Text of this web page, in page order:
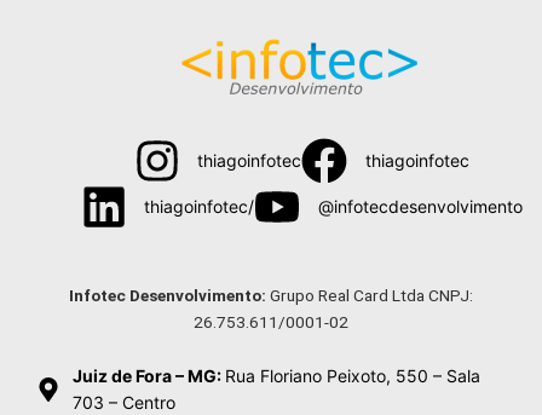
thiagoinfotec thiagoinfotec
thiagoinfotec/ @infotecdesenvolvimento
Infotec Desenvolvimento: Grupo Real Card Ltda CNPJ:
26.753.611/0001-02
Juiz de Fora – MG: Rua Floriano Peixoto, 550 – Sala
703 – Centro